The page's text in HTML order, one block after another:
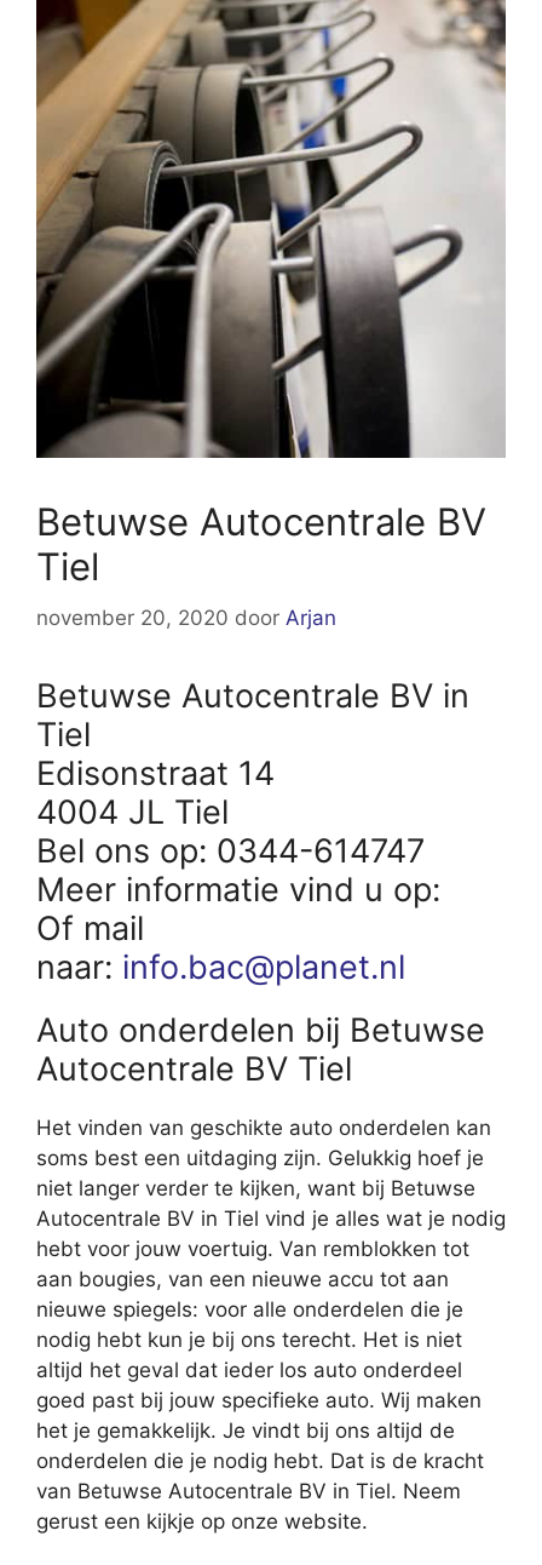
Betuwse Autocentrale BV
Tiel
november 20, 2020 door Arjan
Betuwse Autocentrale BV in
Tiel
Edisonstraat 14
4004 JL Tiel
Bel ons op: 0344-614747
Meer informatie vind u op:
Of mail
naar: info.bac@planet.nl
Auto onderdelen bij Betuwse
Autocentrale BV Tiel
Het vinden van geschikte auto onderdelen kan
soms best een uitdaging zijn. Gelukkig hoef je
niet langer verder te kijken, want bij Betuwse
Autocentrale BV in Tiel vind je alles wat je nodig
hebt voor jouw voertuig. Van remblokken tot
aan bougies, van een nieuwe accu tot aan
nieuwe spiegels: voor alle onderdelen die je
nodig hebt kun je bij ons terecht. Het is niet
altijd het geval dat ieder los auto onderdeel
goed past bij jouw specifieke auto. Wij maken
het je gemakkelijk. Je vindt bij ons altijd de
onderdelen die je nodig hebt. Dat is de kracht
van Betuwse Autocentrale BV in Tiel. Neem
gerust een kijkje op onze website.